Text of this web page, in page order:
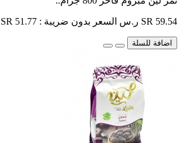
SR 59.54 ر.س السعر بدون ضريبة : SR 51.77 ر.س
اضافة للسلة